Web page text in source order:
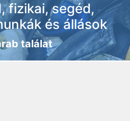
fizikai, segéd,
és állások
találat